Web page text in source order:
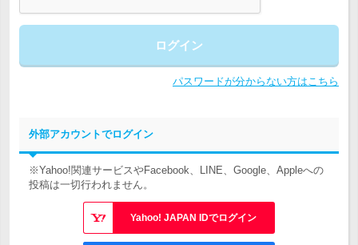
ログイン
パスワードが分からない方はこちら
外部アカウントでログイン
※Yahoo!関連サービスやFacebook、LINE、Google、Appleへの
投稿は一切行われません。
Yahoo! JAPAN IDでログイン